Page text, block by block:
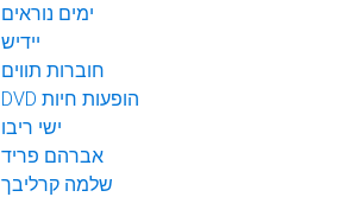
ימים נוראים
יידיש
חוברות תווים
DVD הופעות חיות
ישי ריבו
אברהם פריד
שלמה קרליבך